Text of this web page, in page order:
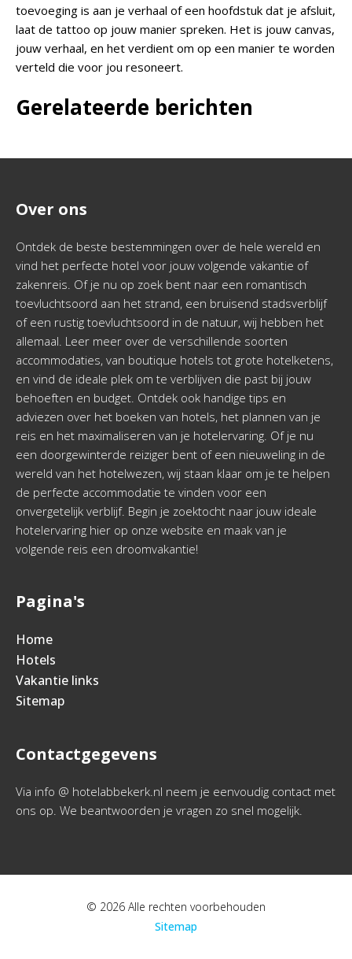
toevoeging is aan je verhaal of een hoofdstuk dat je afsluit,
laat de tattoo op jouw manier spreken. Het is jouw canvas,
jouw verhaal, en het verdient om op een manier te worden
verteld die voor jou resoneert.
Gerelateerde berichten
Over ons
Ontdek de beste bestemmingen over de hele wereld en
vind het perfecte hotel voor jouw volgende vakantie of
zakenreis. Of je nu op zoek bent naar een romantisch
toevluchtsoord aan het strand, een bruisend stadsverblijf
of een rustig toevluchtsoord in de natuur, wij hebben het
allemaal. Leer meer over de verschillende soorten
accommodaties, van boutique hotels tot grote hotelketens,
en vind de ideale plek om te verblijven die past bij jouw
behoeften en budget. Ontdek ook handige tips en
adviezen over het boeken van hotels, het plannen van je
reis en het maximaliseren van je hotelervaring. Of je nu
een doorgewinterde reiziger bent of een nieuweling in de
wereld van het hotelwezen, wij staan klaar om je te helpen
de perfecte accommodatie te vinden voor een
onvergetelijk verblijf. Begin je zoektocht naar jouw ideale
hotelervaring hier op onze website en maak van je
volgende reis een droomvakantie!
Pagina's
Home
Hotels
Vakantie links
Sitemap
Contactgegevens
Via info @ hotelabbekerk.nl neem je eenvoudig contact met
ons op. We beantwoorden je vragen zo snel mogelijk.
© 2026 Alle rechten voorbehouden
Sitemap